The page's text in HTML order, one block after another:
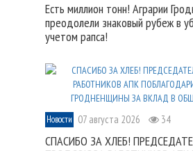
Есть миллион тонн! Аграрии
преодолели знаковый рубеж в
учетом рапса!
Новости 07 августа 2026 34
СПАСИБО ЗА ХЛЕБ!